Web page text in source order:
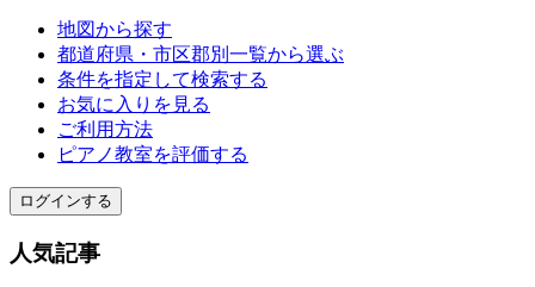
地図から探す
都道府県・市区郡別一覧から選ぶ
条件を指定して検索する
お気に入りを見る
ご利用方法
ピアノ教室を評価する
ログインする
人気記事